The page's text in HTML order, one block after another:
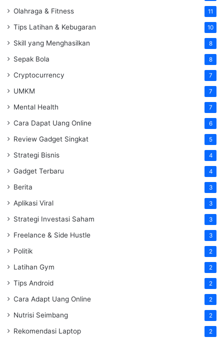
Olahraga & Fitness 11
Tips Latihan & Kebugaran 10
Skill yang Menghasilkan 8
Sepak Bola 8
Cryptocurrency 7
UMKM 7
Mental Health 7
Cara Dapat Uang Online 6
Review Gadget Singkat 5
Strategi Bisnis 4
Gadget Terbaru 4
Berita 3
Aplikasi Viral 3
Strategi Investasi Saham 3
Freelance & Side Hustle 3
Politik 2
Latihan Gym 2
Tips Android 2
Cara Adapt Uang Online 2
Nutrisi Seimbang 2
Rekomendasi Laptop 2